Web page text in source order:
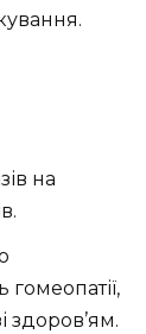
на
здоров’ям.